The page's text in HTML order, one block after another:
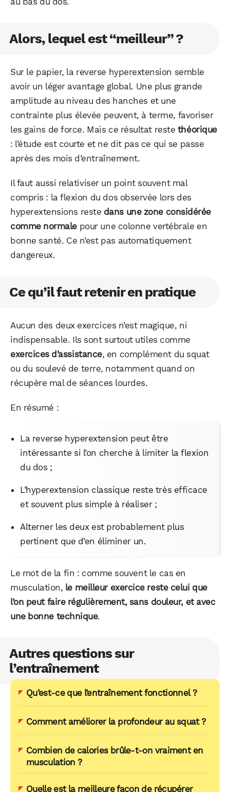
Alors, lequel est “meilleur” ?
Sur le papier, la reverse hyperextension semble
avoir un léger avantage global. Une plus grande
amplitude au niveau des hanches et une
contrainte plus élevée peuvent, à terme, favoriser
les gains de force. Mais ce résultat reste théorique
: l’étude est courte et ne dit pas ce qui se passe
après des mois d’entraînement.
Il faut aussi relativiser un point souvent mal
compris : la flexion du dos observée lors des
hyperextensions reste dans une zone considérée
comme normalepour une colonne vertébrale en
bonne santé. Ce n’est pas automatiquement
dangereux.
Ce qu’il faut retenir en pratique
Aucun des deux exercices n’est magique, ni
indispensable. Ils sont surtout utiles comme
exercices d’assistance, en complément du squat
ou du soulevé de terre, notamment quand on
récupère mal de séances lourdes.
En résumé :
La reverse hyperextension peut être
intéressante si l’on cherche à limiter la flexion
du dos ;
L’hyperextension classique reste très efficace
et souvent plus simple à réaliser ;
Alterner les deux est probablement plus
pertinent que d’en éliminer un.
Le mot de la fin : comme souvent le cas en
musculation, le meilleur exercice reste celui que
l’on peut faire régulièrement, sans douleur, et avec
une bonne technique.
Autres questions sur
l’entraînement
Qu’est-ce que l’entraînement fonctionnel ?
Comment améliorer la profondeur au squat ?
Combien de calories brûle-t-on vraiment en
musculation ?
Quelle est la meilleure façon de récupérer